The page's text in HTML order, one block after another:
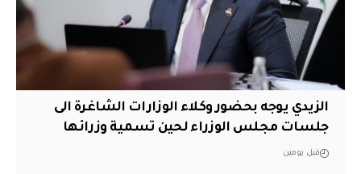
الزيدي يوجه بحضور وكلاء الوزارات الشاغرة الى
جلسات مجلس الوزراء لحين تسمية وزرائها
قبل يومين